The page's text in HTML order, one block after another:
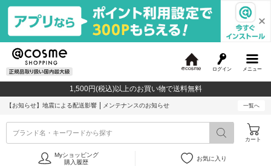
メニュー
ログイン
c
o
1,500円(税込)以上のお買い物で送料無料
【お知らせ】 地震による配送影響 メンテナンスのお知らせ 一覧へ
ブランド名・キーワードから探す
カート
Myショッピング
購入履歴
お気に入り